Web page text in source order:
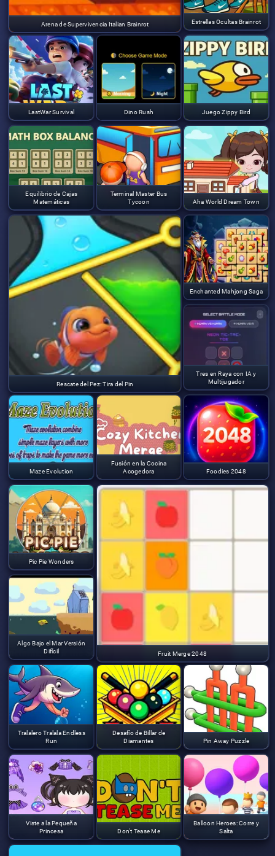
Arena de Supervivencia Italian Brainrot Estrellas Ocultas Brainrot
LastWar Survival Dino Rush Juego Zippy Bird
Equilibrio de Cajas
Matemáticas
Terminal Master Bus
Tycoon
Rescate del Pez: Tira del Pin
Aha World Dream Town
Enchanted Mahjong Saga
Tres en Raya con IA y
Multijugador
Maze Evolution
Fusión en la Cocina
Acogedora
Foodies 2048
Pic Pie Wonders
Fruit Merge 2048
Algo Bajo el Mar Versión
Difícil
Tralalero Tralala Endless
Run
Desafío de Billar de
Diamantes
Pin Away Puzzle
Viste a la Pequeña
Princesa
Don't Tease Me
Balloon Heroes: Corre y
Salta